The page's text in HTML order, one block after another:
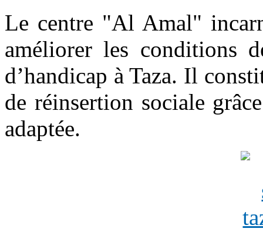
Le centre "Al Amal"
améliorer les conditions
d’handicap à Taza. Il
de réinsertion sociale
adaptée.